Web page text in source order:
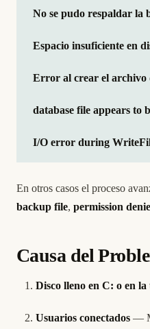
No se pudo respaldar la
Espacio insuficiente en
Error al crear el archivo
database file appears to
I/O error during
En otros casos el proceso
backup file, permission
Causa del
Disco lleno en C: o en
Usuarios conectados —